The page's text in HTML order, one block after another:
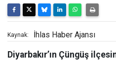
Kaynak: İhlas Haber Ajansı
Diyarbakır’ın Çüngüş